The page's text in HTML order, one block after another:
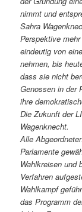
nimmt und
Sahra
Perspektive
eindeutig von
nehmen, bis
dass sie nicht
Genossen in der
ihre
Die Zukunft der
Wagenknecht.
Alle
Parlamente
Wahlkreisen und
Verfahren
Wahlkampf
das Programm